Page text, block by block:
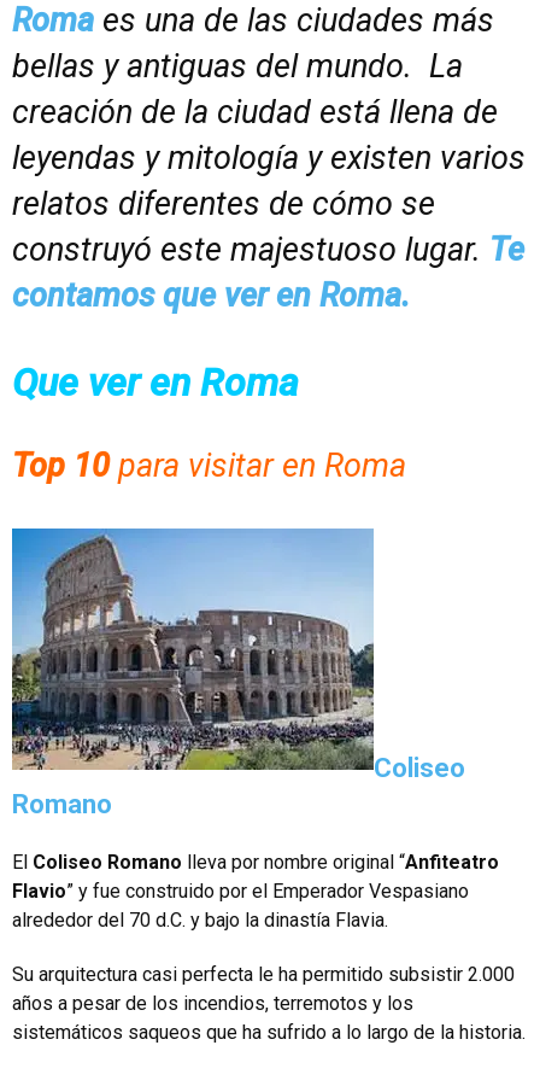
Roma es una de las ciudades más
bellas y antiguas del mundo. La
creación de la ciudad está llena de
leyendas y mitología y existen varios
relatos diferentes de cómo se
construyó este majestuoso lugar. Te
contamos que ver en Roma.
Que ver en Roma
Top 10para visitar en Roma
Coliseo
Romano
El Coliseo Romano lleva por nombre original “Anfiteatro
Flavio” y fue construido por el Emperador Vespasiano
alrededor del 70 d.C. y bajo la dinastía Flavia.
Su arquitectura casi perfecta le ha permitido subsistir 2.000
años a pesar de los incendios, terremotos y los
sistemáticos saqueos que ha sufrido a lo largo de la historia.